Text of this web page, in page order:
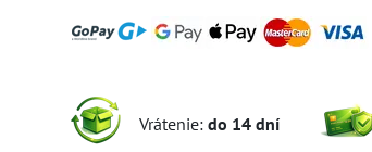
Vrátenie:do 14 dní